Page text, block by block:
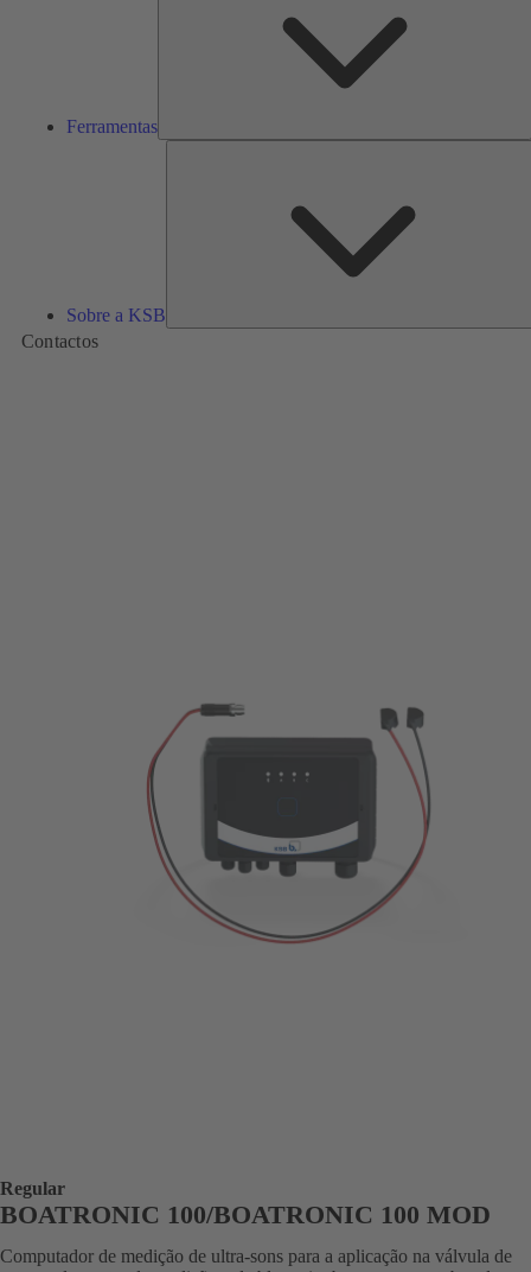
Ferramentas
Sobre a KSB
Contactos
Regular
BOATRONIC 100/BOATRONIC 100 MOD
Computador de medição de ultra-sons para a aplicação na válvula de